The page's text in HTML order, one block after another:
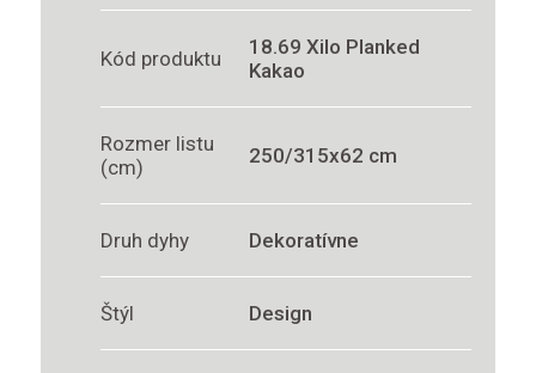
Kód produktu
18.69 Xilo Planked
Kakao
Rozmer listu
(cm)
250/315x62 cm
Druh dyhy Dekoratívne
Štýl Design